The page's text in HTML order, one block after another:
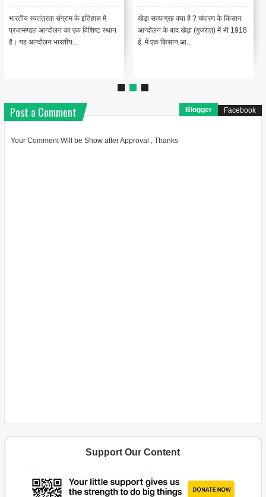
भारतीय स्वतंत्रता संग्राम के इतिहास में
प्रजामण्डल आन्दोलन का एक विशिष्ट स्थान
है। यह आन्दोलन भारतीय...
खेड़ा सत्याग्रह क्या है ? चंपारण के किसान
आन्दोलन के बाद खेड़ा (गुजरात) में भी 1918
ई. में एक किसान आ...
Post a Comment Blogger Facebook
Your Comment Will be Show after Approval , Thanks
Support Our Content